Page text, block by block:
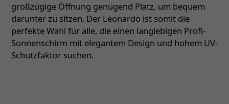
großzügige Öffnung genügend Platz, um bequem
darunter zu sitzen. Der Leonardo ist somit die
perfekte Wahl für alle, die einen langlebigen Profi-
Sonnenschirm mit elegantem Design und hohem UV-
Schutzfaktor suchen.